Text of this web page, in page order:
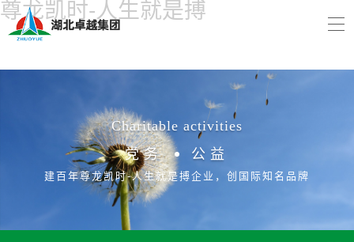
尊龙凯时-人生就是搏
Charitable activities
党务
公益
建百年尊龙凯时-人生就是搏企业，创国际知名品牌